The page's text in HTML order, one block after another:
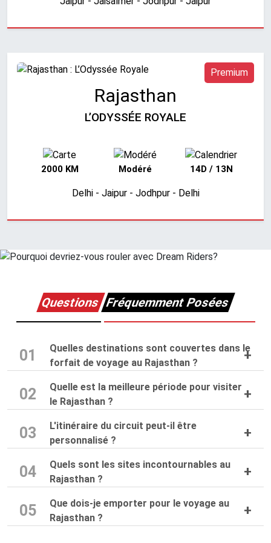
Premium
Rajasthan
L’ODYSSÉE ROYALE
2000 KM Modéré 14D / 13N
Delhi - Jaipur - Jodhpur - Delhi
QuestionsFréquemment Posées
01
Quelles destinations sont couvertes dans le
forfait de voyage au Rajasthan ?
02
Quelle est la meilleure période pour visiter
le Rajasthan ?
03
L'itinéraire du circuit peut-il être
personnalisé ?
04
Quels sont les sites incontournables au
Rajasthan ?
05
Que dois-je emporter pour le voyage au
Rajasthan ?